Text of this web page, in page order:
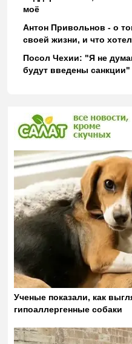
моё
Антон Привольнов - о
своей жизни, и что
Посол Чехии: "Я не
будут введены санкции"